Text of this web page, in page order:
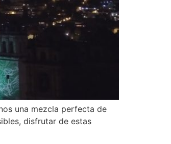
una mezcla perfecta de
disfrutar de estas